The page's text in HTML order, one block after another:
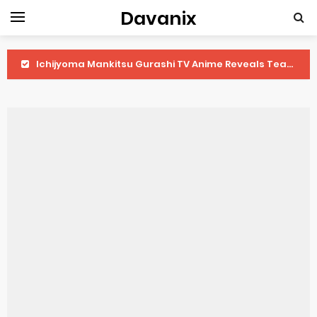
Davanix
Ichijyoma Mankitsu Gurashi TV Anime Reveals Teaser